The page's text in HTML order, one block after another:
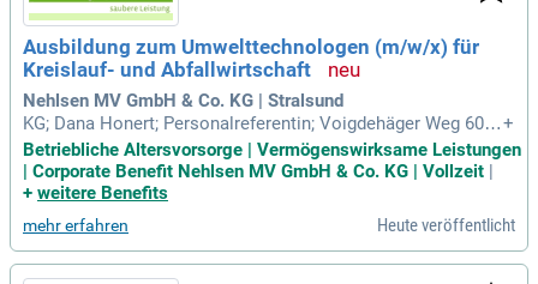
Ausbildung zum Umwelttechnologen (m/w/x) für
Kreislauf- und Abfallwirtschaft
Nehlsen MV GmbH & Co. KG | Stralsund
KG; Dana Honert; Personalreferentin; Voigdehäger Weg 60; 1
8439 Stralsund; www.nehlsen.com/karriere.
+
Betriebliche Altersvorsorge | Vermögenswirksame Leistungen
| Corporate Benefit Nehlsen MV GmbH & Co. KG | Vollzeit |
+ weitere Benefits
mehr erfahren Heute veröffentlicht